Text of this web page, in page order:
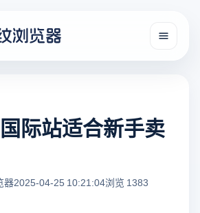
际站适合新手卖
器2025-04-25 10:21:04浏览 1383